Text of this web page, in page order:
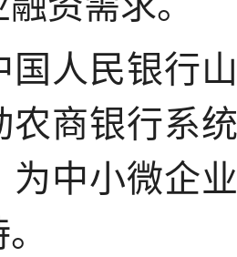
国人民银行
农商银行系
为中小微企